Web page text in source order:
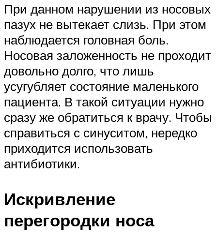
При данном нарушении из носовых
пазух не вытекает слизь. При этом
наблюдается головная боль.
Носовая заложенность не проходит
довольно долго, что лишь
усугубляет состояние маленького
пациента. В такой ситуации нужно
сразу же обратиться к врачу. Чтобы
справиться с синуситом, нередко
приходится использовать
антибиотики.
Искривление
перегородки носа